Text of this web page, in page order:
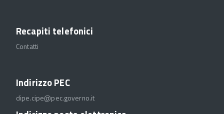
Recapiti telefonici
Contatti
Indirizzo PEC
dipe.cipe@pec.governo.it